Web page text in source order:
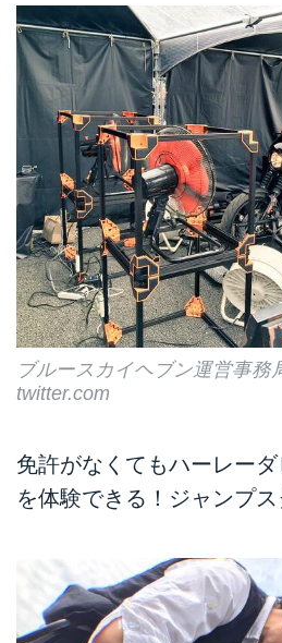
ブルースカイヘブン運営事
twitter.com
免許がなくてもハーレー
を体験できる！ジャンプ